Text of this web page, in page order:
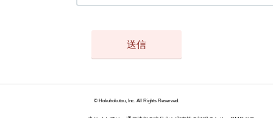
© Hokuhokutou, Inc. All Rights Reserved.